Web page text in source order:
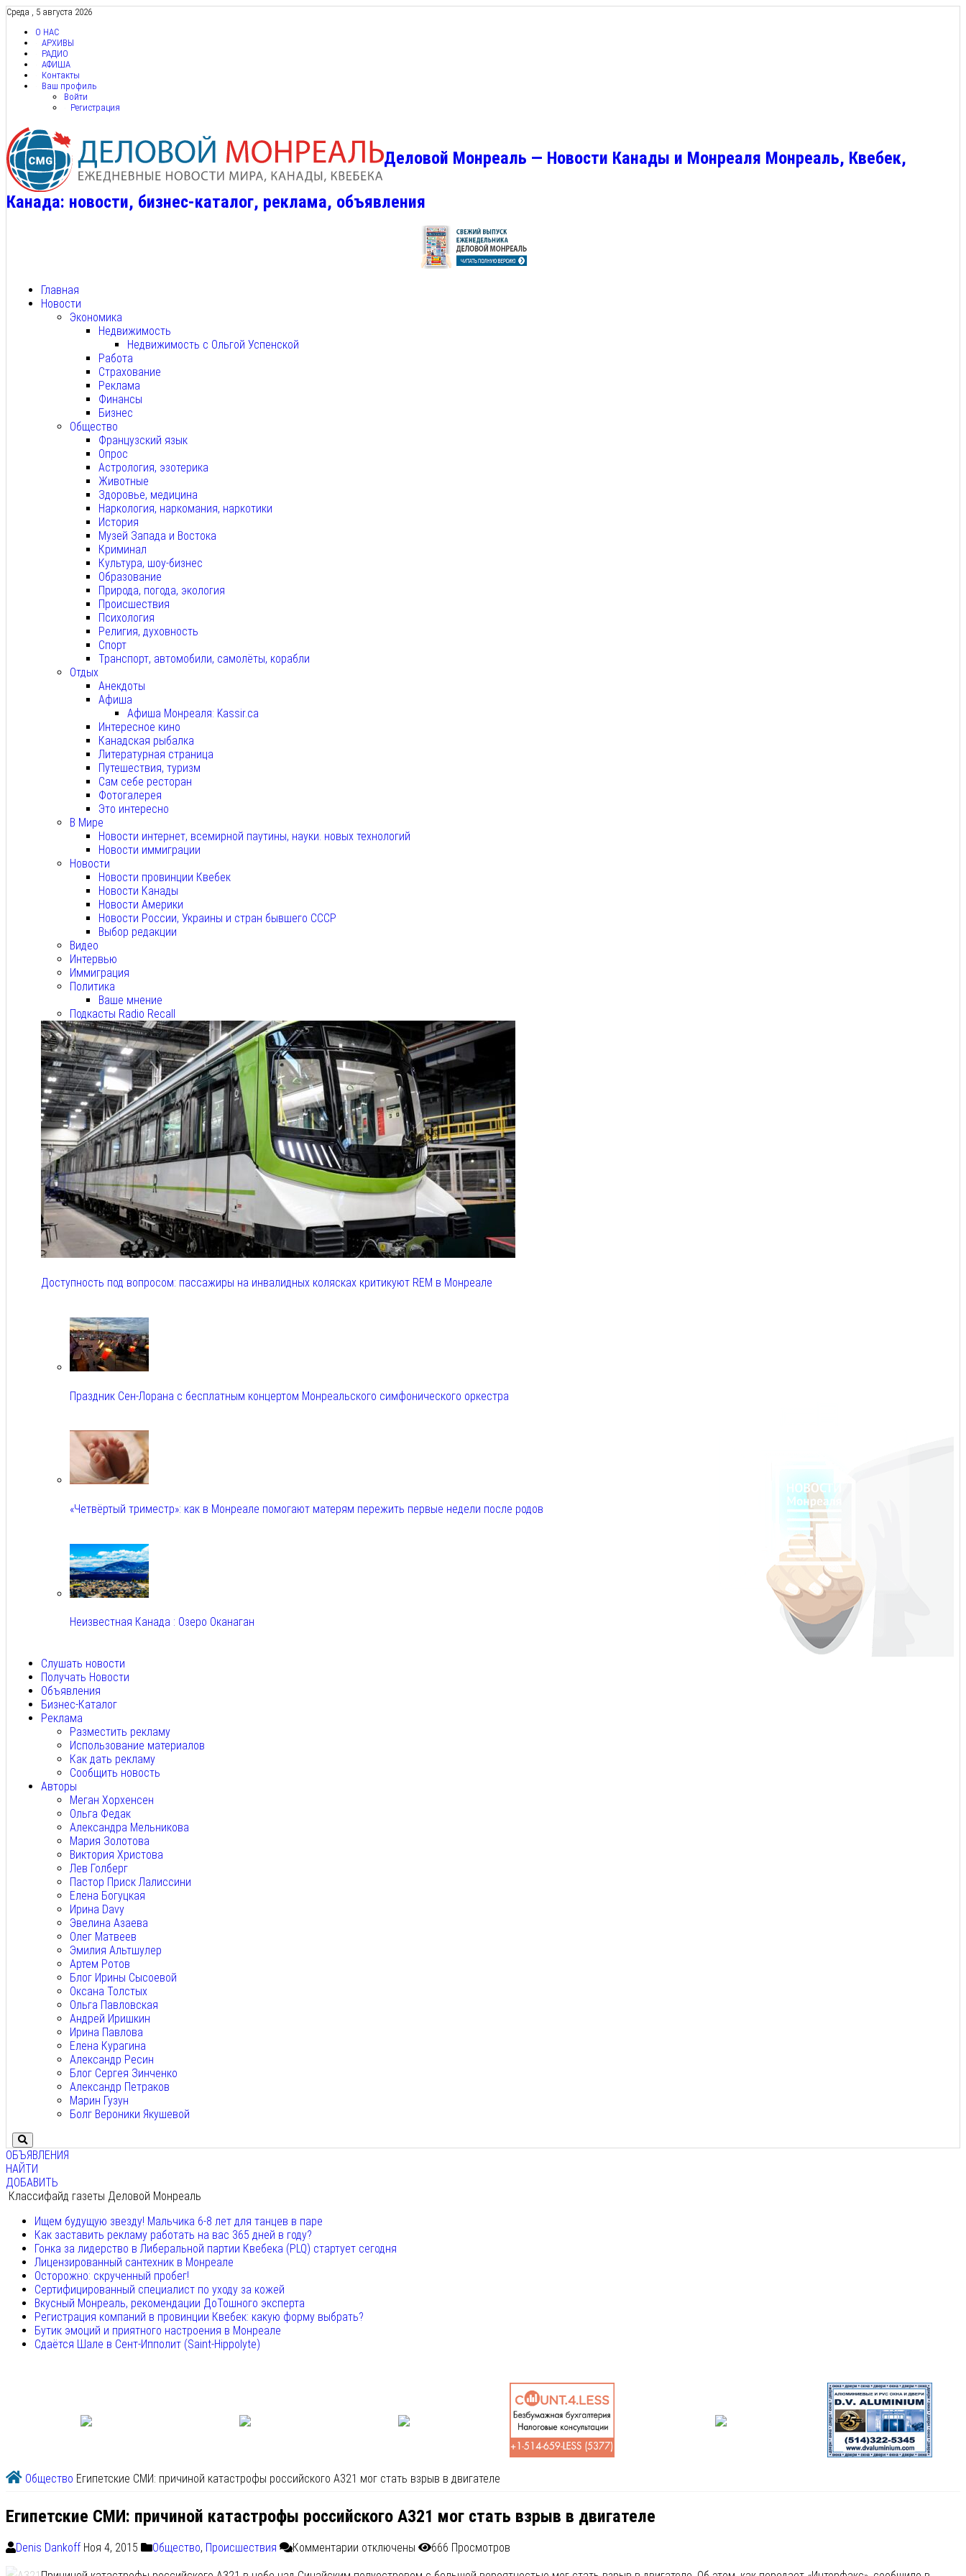
Среда , 5 августа 2026
О НАС
АРХИВЫ
РАДИО
АФИША
Контакты
Ваш профиль
Войти
Регистрация
Деловой Монреаль — Новости Канады и Монреаля Монреаль, Квебек,
Канада: новости, бизнес-каталог, реклама, объявления
Главная
Новости
Экономика
Недвижимость
Недвижимость с Ольгой Успенской
Работа
Страхование
Реклама
Финансы
Бизнес
Общество
Французский язык
Опрос
Астрология, эзотерика
Животные
Здоровье, медицина
Наркология, наркомания, наркотики
История
Музей Запада и Востока
Криминал
Культура, шоу-бизнес
Образование
Природа, погода, экология
Происшествия
Психология
Религия, духовность
Спорт
Транспорт, автомобили, самолёты, корабли
Отдых
Анекдоты
Афиша
Афиша Монреаля: Kassir.ca
Интересное кино
Канадская рыбалка
Литературная страница
Путешествия, туризм
Сам себе ресторан
Фотогалерея
Это интересно
В Мире
Новости интернет, всемирной паутины, науки. новых технологий
Новости иммиграции
Новости
Новости провинции Квебек
Новости Канады
Новости Америки
Новости России, Украины и стран бывшего СССР
Выбор редакции
Видео
Интервью
Иммиграция
Политика
Ваше мнение
Подкасты Radio Recall
Доступность под вопросом: пассажиры на инвалидных колясках критикуют REM в Монреале
Праздник Сен-Лорана с бесплатным концертом Монреальского симфонического оркестра
«Четвёртый триместр»: как в Монреале помогают матерям пережить первые недели после родов
Неизвестная Канада : Озеро Оканаган
Слушать новости
Получать Новости
Объявления
Бизнес-Каталог
Реклама
Разместить рекламу
Использование материалов
Как дать рекламу
Сообщить новость
Авторы
Меган Хорхенсен
Ольга Федак
Александра Мельникова
Мария Золотова
Виктория Христова
Лев Голберг
Пастор Приск Лалиссини
Елена Богуцкая
Ирина Davy
Эвелина Азаева
Олег Матвеев
Эмилия Альтшулер
Артем Ротов
Блог Ирины Сысоевой
Оксана Толстых
Ольга Павловская
Андрей Иришкин
Ирина Павлова
Елена Курагина
Александр Ресин
Блог Сергея Зинченко
Александр Петраков
Марин Гузун
Болг Вероники Якушевой
ОБЪЯВЛЕНИЯ
НАЙТИ
ДОБАВИТЬ
Классифайд газеты Деловой Монреаль
Ищем будущую звезду! Мальчика 6-8 лет для танцев в паре
Как заставить рекламу работать на вас 365 дней в году?
Гонка за лидерство в Либеральной партии Квебека (PLQ) стартует сегодня
Лицензированный сантехник в Монреале
Осторожно: скрученный пробег!
Сертифицированный специалист по уходу за кожей
Вкусный Монреаль, рекомендации ДоТошного эксперта
Регистрация компаний в провинции Квебек: какую форму выбрать?
Бутик эмоций и приятного настроения в Монреале
Сдаётся Шале в Сент-Ипполит (Saint-Hippolyte)
Общество Египетские СМИ: причиной катастрофы российского А321 мог стать взрыв в двигателе
Египетские СМИ: причиной катастрофы российского А321 мог стать взрыв в двигателе
Denis Dankoff Ноя 4, 2015 Общество, Происшествия Комментарии отключены 666 Просмотров